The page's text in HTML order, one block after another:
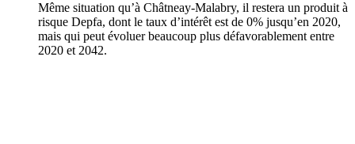
Même situation qu’à Châtneay-Malabry, il restera un produit à
risque Depfa, dont le taux d’intérêt est de 0% jusqu’en 2020,
mais qui peut évoluer beaucoup plus défavorablement entre
2020 et 2042.